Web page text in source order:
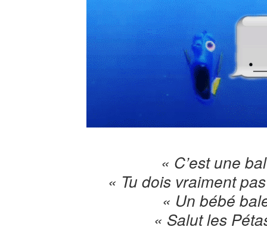
« C’est une
« Tu dois vraiment
« Un bébé
« Salut les